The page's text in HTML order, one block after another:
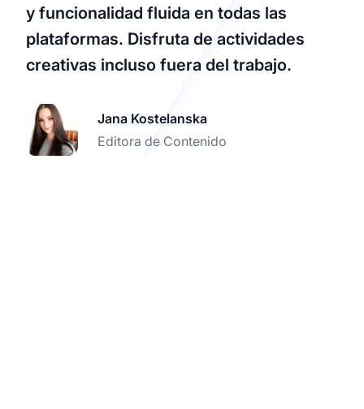
y funcionalidad fluida en todas las
plataformas. Disfruta de actividades
creativas incluso fuera del trabajo.
Jana Kostelanska
Editora de Contenido